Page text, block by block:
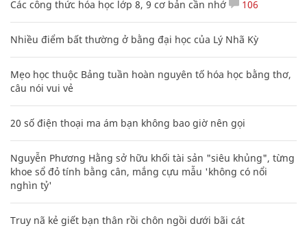
Các công thức hóa học lớp 8, 9 cơ bản cần nhớ 106
Nhiều điểm bất thường ở bằng đại học của Lý Nhã Kỳ
Mẹo học thuộc Bảng tuần hoàn nguyên tố hóa học bằng thơ,
câu nói vui vẻ
20 số điện thoại ma ám bạn không bao giờ nên gọi
Nguyễn Phương Hằng sở hữu khối tài sản "siêu khủng", từng
khoe sổ đỏ tính bằng cân, mắng cựu mẫu 'không có nổi
nghìn tỷ'
Truy nã kẻ giết bạn thân rồi chôn ngồi dưới bãi cát